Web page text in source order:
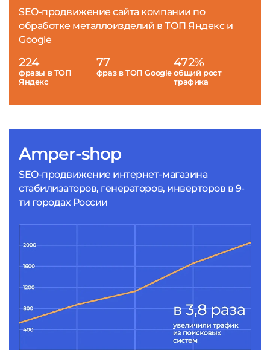
Amper-shop
SEO-продвижение интернет-магазина
стабилизаторов, генераторов, инверторов в 9-
ти городах России
SEO-продвижение сайта компании по
обработке металлоизделий в ТОП Яндекс и
Google
224
фразы в ТОП
Яндекс
77
фраз в ТОП Google
472%
общий рост
трафика